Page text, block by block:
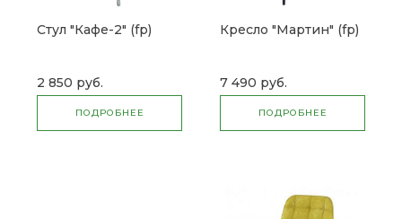
Стул "Кафе-2" (fp)
2 850 руб.
ПОДРОБНЕЕ
Кресло "Мартин" (fp)
7 490 руб.
ПОДРОБНЕЕ